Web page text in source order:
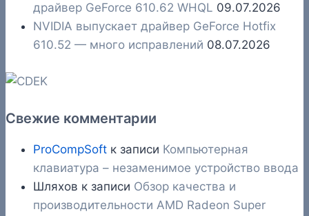
драйвер GeForce 610.62 WHQL 09.07.2026
NVIDIA выпускает драйвер GeForce Hotfix
610.52 — много исправлений 08.07.2026
Свежие комментарии
ProCompSoft к записи Компьютерная
клавиатура – незаменимое устройство ввода
Шляхов к записи Обзор качества и
производительности AMD Radeon Super